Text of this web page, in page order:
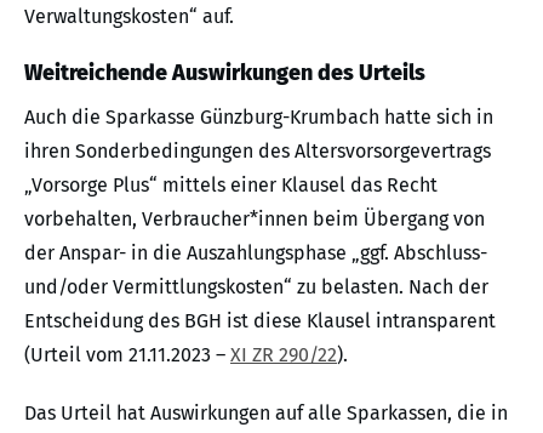
Verwaltungskosten“ auf.
Weitreichende Auswirkungen des Urteils
Auch die Sparkasse Günzburg-Krumbach hatte sich in
ihren Sonderbedingungen des Altersvorsorgevertrags
„Vorsorge Plus“ mittels einer Klausel das Recht
vorbehalten, Verbraucher*innen beim Übergang von
der Anspar- in die Auszahlungsphase „ggf. Abschluss-
und/oder Vermittlungskosten“ zu belasten. Nach der
Entscheidung des BGH ist diese Klausel intransparent
(Urteil vom 21.11.2023 – XI ZR 290/22).
Das Urteil hat Auswirkungen auf alle Sparkassen, die in